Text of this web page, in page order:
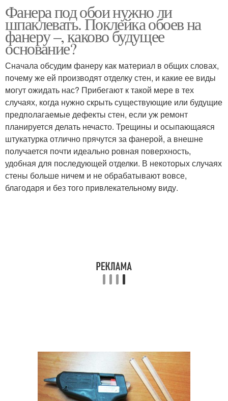
Фанера под обои нужно ли
шпаклевать. Поклейка обоев на
фанеру –, каково будущее
основание?
Сначала обсудим фанеру как материал в общих словах,
почему же ей производят отделку стен, и какие ее виды
могут ожидать нас? Прибегают к такой мере в тех
случаях, когда нужно скрыть существующие или будущие
предполагаемые дефекты стен, если уж ремонт
планируется делать нечасто. Трещины и осыпающаяся
штукатурка отлично прячутся за фанерой, а внешне
получается почти идеально ровная поверхность,
удобная для последующей отделки. В некоторых случаях
стены больше ничем и не обрабатывают вовсе,
благодаря и без того привлекательному виду.